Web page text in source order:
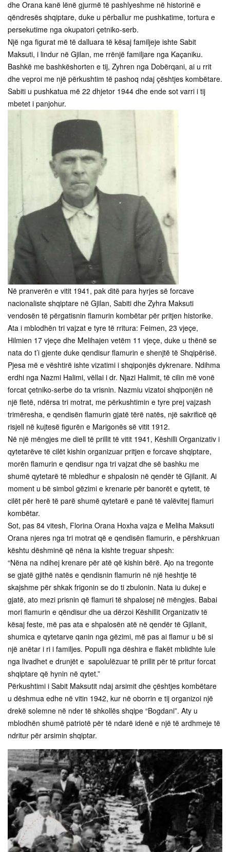
dhe Orana kanë lënë gjurmë të pashlyeshme në historinë e
qëndresës shqiptare, duke u përballur me pushkatime, tortura e
persekutime nga okupatori çetniko-serb.
Një nga figurat më të dalluara të kësaj familjeje ishte Sabit
Maksuti, i lindur në Gjilan, me rrënjë familjare nga Kaçaniku.
Bashkë me bashkëshorten e tij, Zyhren nga Dobërqani, ai u rrit
dhe veproi me një përkushtim të pashoq ndaj çështjes kombëtare.
Sabiti u pushkatua më 22 dhjetor 1944 dhe ende sot varri i tij
mbetet i panjohur.
Në pranverën e vitit 1941, pak ditë para hyrjes së forcave
nacionaliste shqiptare në Gjilan, Sabiti dhe Zyhra Maksuti
vendosën të përgatisnin flamurin kombëtar për pritjen historike.
Ata i mblodhën tri vajzat e tyre të rritura: Feimen, 23 vjeçe,
Hilmien 17 vjeçe dhe Melihajen vetëm 11 vjeçe, duke u thënë se
nata do t’i gjente duke qendisur flamurin e shenjtë të Shqipërisë.
Pjesa më e vështirë ishte vizatimi i shqiponjës dykrenare. Ndihma
erdhi nga Nazmi Halimi, vëllai i dr. Njazi Halimit, të cilin më vonë
forcat çetniko-serbe do ta vrisnin. Nazmiu vizatoi shqiponjën në
një fletë, ndërsa tri motrat, me përkushtimin e tyre prej vajzash
trimëresha, e qendisën flamurin gjatë tërë natës, një sakrificë që
risjell në kujtesë figurën e Marigonës së vitit 1912.
Në një mëngjes me diell të prillit të vitit 1941, Këshilli Organizativ i
qytetarëve të cilët kishin organizuar pritjen e forcave shqiptare,
morën flamurin e qendisur nga tri vajzat dhe së bashku me
shumë qytetarë të mbledhur e shpalosin në qendër të Gjilanit. Ai
moment u bë simbol gëzimi e krenarie për banorët e qytetit, të
cilët për herë të parë shumë qytetarë e panë të valëvitej flamuri
kombëtar.
Sot, pas 84 vitesh, Florina Orana Hoxha vajza e Meliha Maksuti
Orana njeres nga tri motrat që e qendisën flamurin, e përshkruan
kështu dëshminë që nëna ia kishte treguar shpesh:
“Nëna na ndihej krenare për atë që kishin bërë. Ajo na tregonte
se gjatë gjithë natës e qendisnin flamurin në një heshtje të
skajshme për shkak frigonin se do ti zbulonin. Nata iu dukej e
gjatë, ato mezi prisnin që flamuri të shpalosej në mëngjes. Babai
mori flamurin e qëndisur dhe ua dërzoi Këshillit Organizativ të
kësaj feste, më pas ata e shpalosën atë në qendër të Gjilanit,
shumica e qytetarve qanin nga gëzimi, më pas ai flamur u bë si
një anëtar i ri i familjes. Populli nga dëshira e flakët mblidhte lule
nga livadhet e drunjët e sapolulëzuar të prillit për të pritur forcat
shqiptare që hynin në qytet.”
Përkushtimi i Sabit Maksutit ndaj arsimit dhe çështjes kombëtare
u dëshmua edhe në vitin 1942, kur në oborrin e tij organizoi një
drekë solemne në nder të shkollës shqipe “Bogdani”. Aty u
mblodhën shumë patriotë për të ndarë idenë e një të ardhmeje të
ndritur për arsimin shqiptar.